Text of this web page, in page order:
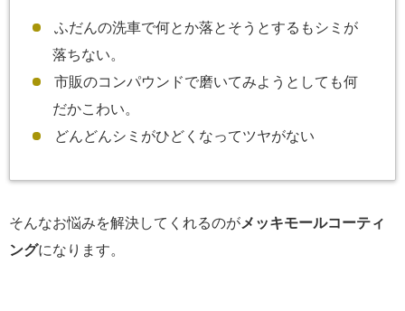
ふだんの洗車で何とか落とそうとするもシミが
落ちない。
市販のコンパウンドで磨いてみようとしても何
だかこわい。
どんどんシミがひどくなってツヤがない
そんなお悩みを解決してくれるのがメッキモールコーティ
ングになります。